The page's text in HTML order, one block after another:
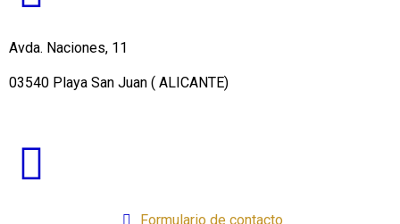
Avda. Naciones, 11
03540 Playa San Juan ( ALICANTE)
Formulario de contacto